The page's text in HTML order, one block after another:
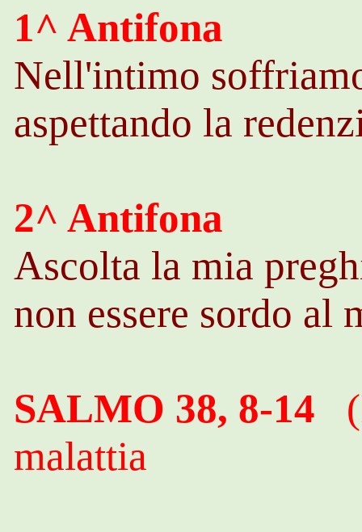
1^ Antifona
Nell'intimo
aspettando la
2^ Antifona
Ascolta la mia
non essere sordo al
SALMO 38, 8-14
malattia